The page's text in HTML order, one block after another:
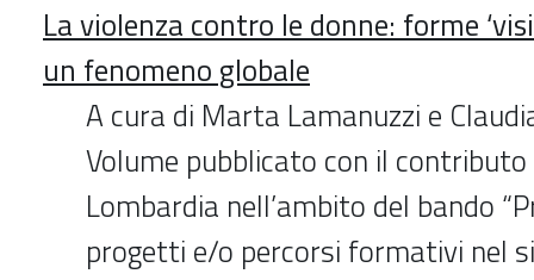
La violenza contro le donne: forme
un fenomeno globale
A cura di Marta Lamanuzzi e
Volume pubblicato con il contributo
Lombardia nell’ambito del bando
progetti e/o percorsi formativi nel